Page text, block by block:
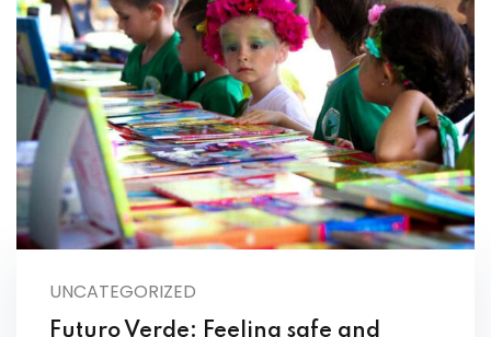
UNCATEGORIZED
Futuro Verde: Feeling safe and